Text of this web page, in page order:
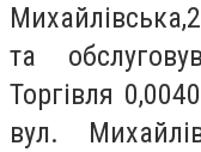
та
Торгівля
вул.